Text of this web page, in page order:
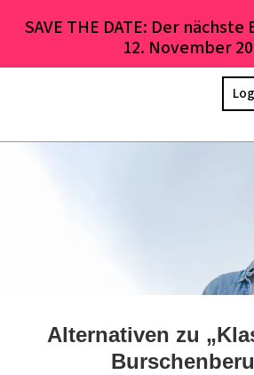
SAVE THE DATE: Der nächste
12. November
Alternativen zu